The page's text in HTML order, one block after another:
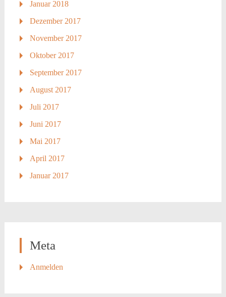
Januar 2018
Dezember 2017
November 2017
Oktober 2017
September 2017
August 2017
Juli 2017
Juni 2017
Mai 2017
April 2017
Januar 2017
Meta
Anmelden